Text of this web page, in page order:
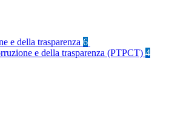
e della trasparenza 6
e della trasparenza (PTPCT) 4